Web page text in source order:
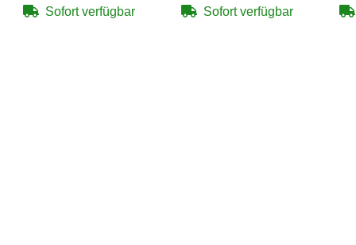
für Co2-Waffen
Sofort verfügbar
Waffen
Sofort verfügbar